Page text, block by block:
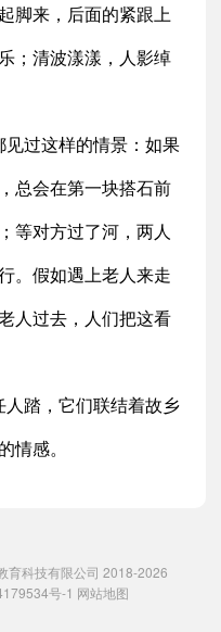
脚来，后面的紧跟上
；清波漾漾，人影绰
过这样的情景：如果
总会在第一块搭石前
等对方过了河，两人
。假如遇上老人来走
人过去，人们把这看
踏，它们联结着故乡
情感。
育科技有限公司 2018-2026
号-1 网站地图